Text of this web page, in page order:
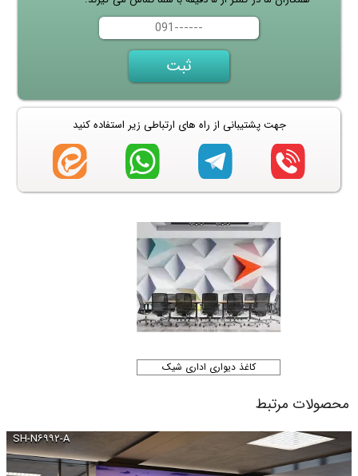
جهت پشتیبانی از راه های ارتباطی زیر استفاده کنید
کاغذ دیواری اداری شیک
محصولات مرتبط
SH-N۶۹۹۲-A